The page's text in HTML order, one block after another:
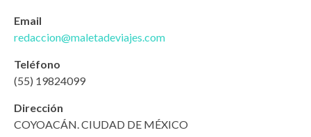
Email
redaccion@maletadeviajes.com
Teléfono
(55) 19824099
Dirección
COYOACÁN. CIUDAD DE MÉXICO